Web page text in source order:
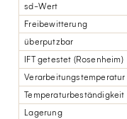
sd-Wert
Freibewitterung
überputzbar
IFT getestet (Rosenheim)
Verarbeitungstemperatur
Temperaturbeständigkeit
Lagerung